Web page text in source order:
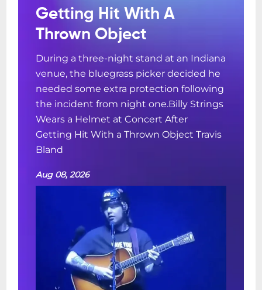
Getting Hit With A
Thrown Object
During a three-night stand at an Indiana
venue, the bluegrass picker decided he
needed some extra protection following
the incident from night one.Billy Strings
Wears a Helmet at Concert After
Getting Hit With a Thrown Object Travis
Bland
Aug 08, 2026